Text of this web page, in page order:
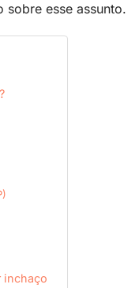
esse assunto.
inchaço